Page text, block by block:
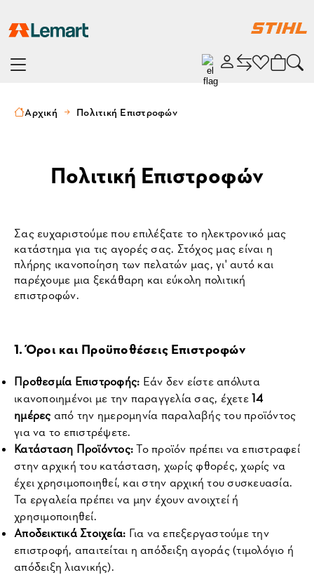
Αρχική Πολιτική Επιστροφών
Πολιτική Επιστροφών
Σας ευχαριστούμε που επιλέξατε το ηλεκτρονικό μας
κατάστημα για τις αγορές σας. Στόχος μας είναι η
πλήρης ικανοποίηση των πελατών μας, γι' αυτό και
παρέχουμε μια ξεκάθαρη και εύκολη πολιτική
επιστροφών.
1. Όροι και Προϋποθέσεις Επιστροφών
Προθεσμία Επιστροφής: Εάν δεν είστε απόλυτα
ικανοποιημένοι με την παραγγελία σας, έχετε 14
ημέρες από την ημερομηνία παραλαβής του προϊόντος
για να το επιστρέψετε.
Κατάσταση Προϊόντος: Το προϊόν πρέπει να επιστραφεί
στην αρχική του κατάσταση, χωρίς φθορές, χωρίς να
έχει χρησιμοποιηθεί, και στην αρχική του συσκευασία.
Τα εργαλεία πρέπει να μην έχουν ανοιχτεί ή
χρησιμοποιηθεί.
Αποδεικτικά Στοιχεία: Για να επεξεργαστούμε την
επιστροφή, απαιτείται η απόδειξη αγοράς (τιμολόγιο ή
απόδειξη λιανικής).